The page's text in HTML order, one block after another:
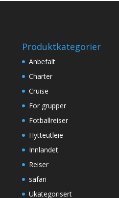
Produktkategorier
Anbefalt
Charter
Cruise
For grupper
Fotballreiser
Hytteutleie
Innlandet
Reiser
safari
Ukategorisert